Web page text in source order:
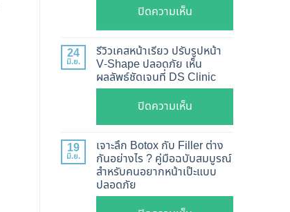
อัปเดต
วิธี
ตรวจ
สอบ
ทุก
ยี่ห้อ
แบบ
ละเอียด
ฉีด
แล้ว
ปิดความเห็นบน
ฉีด
Botox
กี่
วัน
ผล
เจาะ
ลึก
การ
24
มิ.ย.
รีวิวเคสหน้าเรียว ปรับรูปหน้า
V-Shape ปลอดภัย เห็น
ผลลัพธ์ชัดเจนที่ DS Clinic
ปิดความเห็นบน
รีวิว
เคส
หน้า
เรียว
19
มิ.ย.
เจาะลึก Botox กับ Filler ต่าง
กันอย่างไร ? คู่มือฉบับสมบูรณ์
สำหรับคนอยากหน้าเป๊ะแบบ
ปลอดภัย